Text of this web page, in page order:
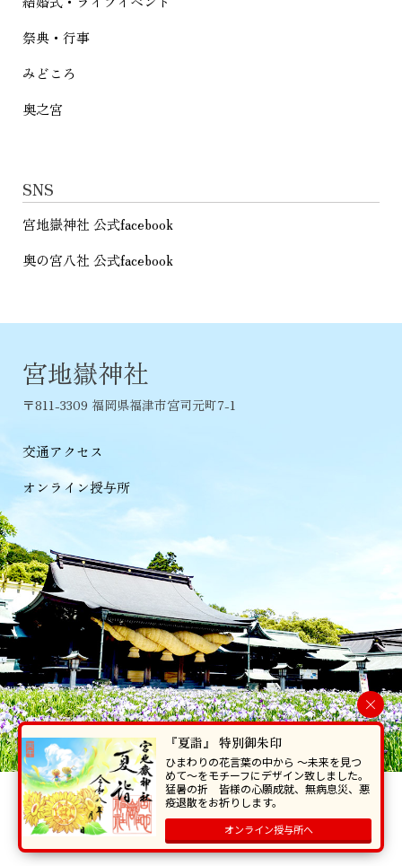
祭典・行事
みどころ
奥之宮
SNS
宮地嶽神社 公式facebook
奥の宮八社 公式facebook
宮地嶽神社
〒811-3309 福岡県福津市宮司元町7-1
交通アクセス
オンライン授与所
当ホームページで掲載の写真・イラスト等を無断で転写･複製することを
禁じます。
Copyright © Miyajidake Jinjya , All Rights Reserved.
×
『夏詣』 特別御朱印
ひまわりの花言葉の中から 〜未来を見つ
めて〜をモチーフにデザイン致しました。
猛暑の折 皆様の心願成就、無病息災、悪
疫退散をお祈りします。
オンライン授与所へ